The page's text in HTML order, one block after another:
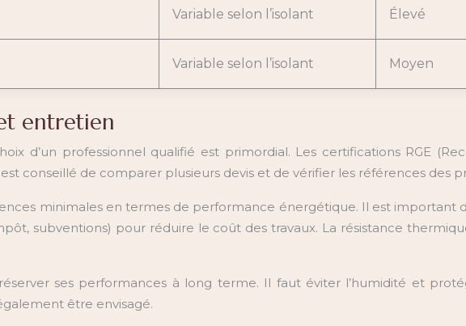
Variable selon l’isolant Élevé
Variable selon l’isolant Moyen
entretien
d’un professionnel qualifié est primordial. Les certifications RGE
conseillé de comparer plusieurs devis et de vérifier les références des
minimales en termes de performance énergétique. Il est important
subventions) pour réduire le coût des travaux. La résistance
ses performances à long terme. Il faut éviter l’humidité et
être envisagé.